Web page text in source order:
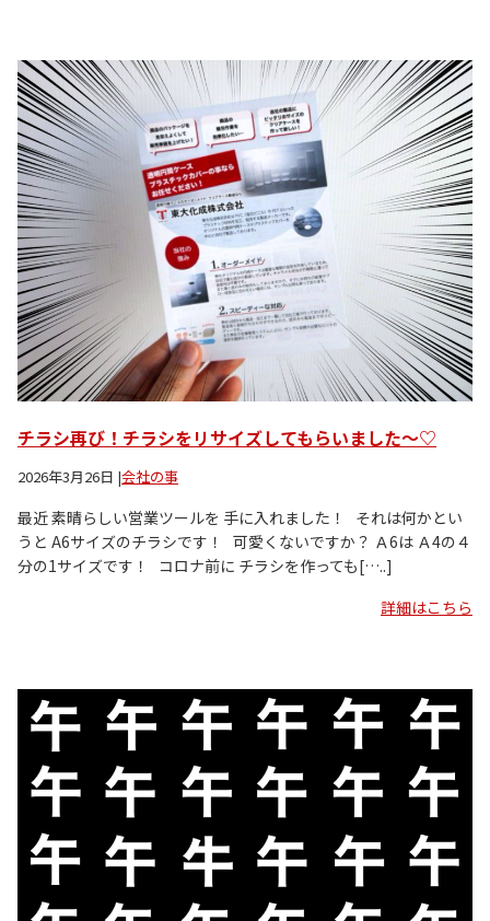
チラシ再び！チラシをリサイズしてもらいました〜♡
2026年3月26日 |会社の事
最近 素晴らしい営業ツールを 手に入れました！ それは何かとい
うと A6サイズのチラシです！ 可愛くないですか？ Ａ6は Ａ4の４
分の1サイズです！ コロナ前に チラシを作っても[…..]
詳細はこちら